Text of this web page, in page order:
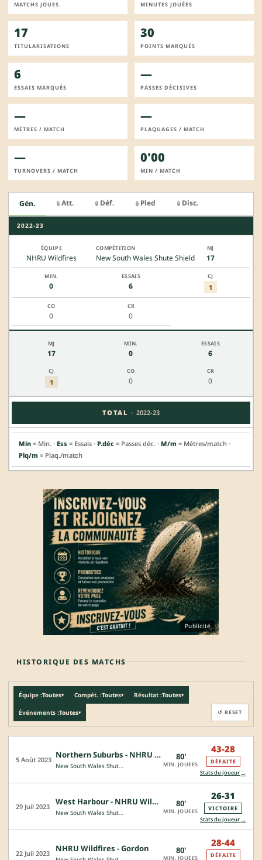
MATCHS JOUES MINUTES JOUÉES
17
TITULARISATIONS
30
POINTS MARQUÉS
6
ESSAIS MARQUÉS
—
PASSES DÉCISIVES
—
MÈTRES / MATCH
—
PLAQUAGES / MATCH
—
TURNOVERS / MATCH
0'00
MIN / MATCH
Gén. 🔒 Att. 🔒 Déf. 🔒 Pied 🔒 Disc.
2022-23
NHRU Wildfires New South Wales Shute Shield 17
0 6 1
0 0
17 0 6
1 0 0
TOTAL · 2022-23
Min = Min. · Ess = Essais · P.déc = Passes déc. · M/m = Mètres/match ·
Plq/m = Plaq./match
Publicité
HISTORIQUE DES MATCHS
Équipe :Toutes▾ Compét. :Toutes▾ Résultat :Toutes▾
Événements :Toutes▾ ↺ RESET
5 Août 2023 Northern Suburbs - NHRU Wildfires
New South Wales Shute Shield
80'
MIN. JOUEES
43-28
DÉFAITE
Stats du joueur→
29 Juil 2023 West Harbour - NHRU Wildfires
New South Wales Shute Shield
80'
MIN. JOUEES
26-31
VICTOIRE
Stats du joueur→
22 Juil 2023 NHRU Wildfires - Gordon 80'
MIN. JOUEES
28-44
DÉFAITE